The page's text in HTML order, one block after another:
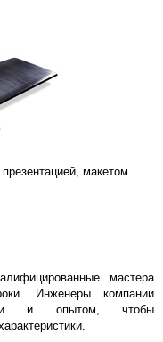
макетом
мастера
Инженеры компании
и опытом, чтобы